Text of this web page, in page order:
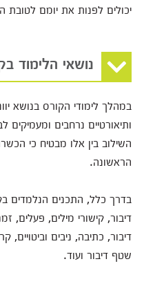
יכולים לפנות את יומם לטובת
נושאי הלימוד
במהלך לימודי הקורס בנושא
ותיאורטיים נרחבים ומעמיקים
השילוב בין אלו מבטיח כי
הראשונה.
בדרך כלל, התכנים הנלמדים
דיבור, קישורי מילים, פעלים,
דיבור, כתיבה, ניבים
שטף דיבור ועוד.